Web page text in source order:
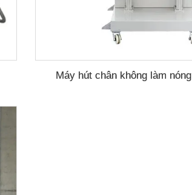
Máy hút chân không làm